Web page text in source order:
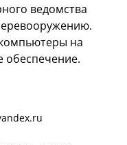
ведомства
на
обеспечение.